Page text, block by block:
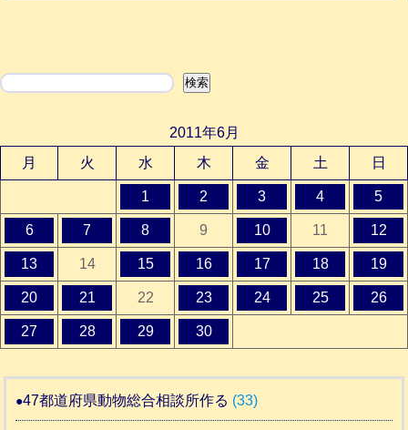
検索 検索
2011年6月
月
火 水 木 金 土 日
1 2 3 4 5
6 7 8 9 10 11 12
13 14 15 16 17 18 19
20 21 22 23 24 25 26
27 28 29 30
47都道府県動物総合相談所作る (33)